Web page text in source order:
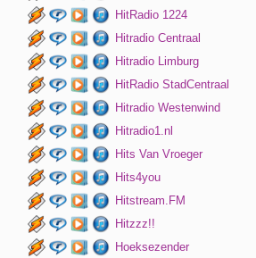
HitRadio 1224
Hitradio Centraal
Hitradio Limburg
HitRadio StadCentraal
Hitradio Westenwind
Hitradio1.nl
Hits Van Vroeger
Hits4you
Hitstream.FM
Hitzzz!!
Hoeksezender